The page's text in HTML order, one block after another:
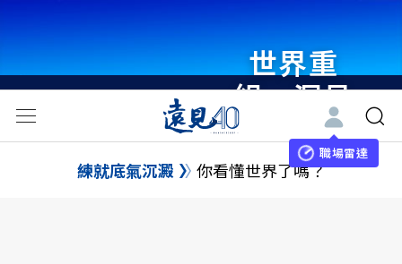
世界重
組・洞見
未來 與
世界領袖
職場雷達
練就底氣沉澱 你看懂世界了嗎？